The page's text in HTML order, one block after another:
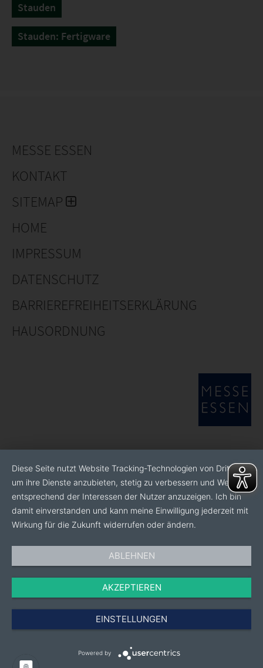
Stauden
Stauden: Fertigware
MESSE ESSEN
KONTAKT
SITEMAP
HOME
IMPRESSUM
DATENSCHUTZ
BARRIEREFREIHEITSERKLÄRUNG
HAUSORDNUNG
Diese Seite nutzt Website Tracking-Technologien von Dritten,
um ihre Dienste anzubieten, stetig zu verbessern und Werbung
entsprechend der Interessen der Nutzer anzuzeigen. Ich bin
damit einverstanden und kann meine Einwilligung jederzeit mit
Wirkung für die Zukunft widerrufen oder ändern.
ABLEHNEN
AKZEPTIEREN
EINSTELLUNGEN
Powered by